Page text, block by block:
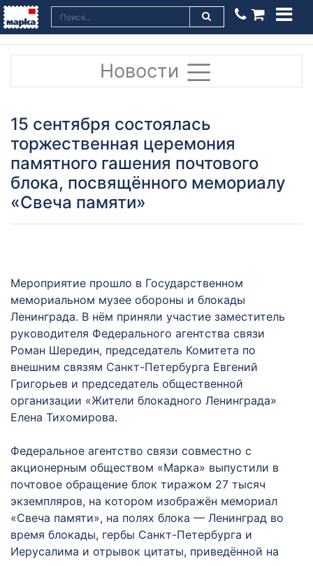
Новости
15 сентября состоялась
торжественная церемония
памятного гашения почтового
блока, посвящённого мемориалу
«Свеча памяти»
Мероприятие прошло в Государственном
мемориальном музее обороны и блокады
Ленинграда. В нём приняли участие заместитель
руководителя Федерального агентства связи
Роман Шередин, председатель Комитета по
внешним связям Санкт-Петербурга Евгений
Григорьев и председатель общественной
организации «Жители блокадного Ленинграда»
Елена Тихомирова.
Федеральное агентство связи совместно с
акционерным обществом «Марка» выпустили в
почтовое обращение блок тиражом 27 тысяч
экземпляров, на котором изображён мемориал
«Свеча памяти», на полях блока — Ленинград во
время блокады, гербы Санкт-Петербурга и
Иерусалима и отрывок цитаты, приведённой на